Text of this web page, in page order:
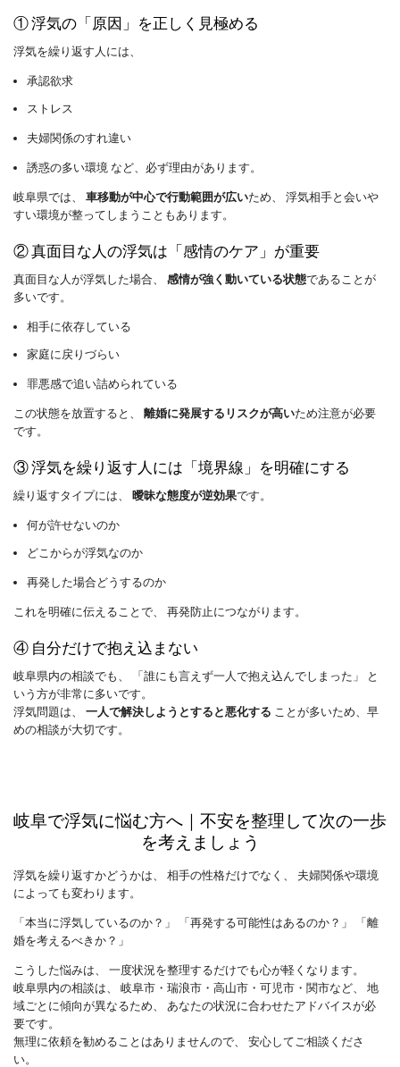
① 浮気の「原因」を正しく見極める
浮気を繰り返す人には、
承認欲求
ストレス
夫婦関係のすれ違い
誘惑の多い環境 など、必ず理由があります。
岐阜県では、 車移動が中心で行動範囲が広いため、 浮気相手と会いや
すい環境が整ってしまうこともあります。
② 真面目な人の浮気は「感情のケア」が重要
真面目な人が浮気した場合、 感情が強く動いている状態であることが
多いです。
相手に依存している
家庭に戻りづらい
罪悪感で追い詰められている
この状態を放置すると、 離婚に発展するリスクが高いため注意が必要
です。
③ 浮気を繰り返す人には「境界線」を明確にする
繰り返すタイプには、 曖昧な態度が逆効果です。
何が許せないのか
どこからが浮気なのか
再発した場合どうするのか
これを明確に伝えることで、 再発防止につながります。
④ 自分だけで抱え込まない
岐阜県内の相談でも、 「誰にも言えず一人で抱え込んでしまった」 と
いう方が非常に多いです。
浮気問題は、 一人で解決しようとすると悪化する ことが多いため、早
めの相談が大切です。
岐阜で浮気に悩む方へ｜不安を整理して次の一歩
を考えましょう
浮気を繰り返すかどうかは、 相手の性格だけでなく、 夫婦関係や環境
によっても変わります。
「本当に浮気しているのか？」 「再発する可能性はあるのか？」 「離
婚を考えるべきか？」
こうした悩みは、 一度状況を整理するだけでも心が軽くなります。
岐阜県内の相談は、 岐阜市・瑞浪市・高山市・可児市・関市など、 地
域ごとに傾向が異なるため、 あなたの状況に合わせたアドバイスが必
要です。
無理に依頼を勧めることはありませんので、 安心してご相談くださ
い。